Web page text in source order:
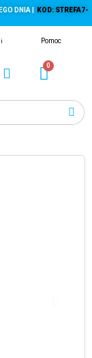
DNIA |
KOD: STREFA7-
Pomoc